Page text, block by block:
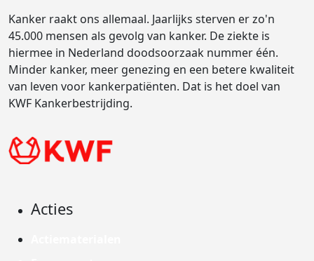
Kanker raakt ons allemaal. Jaarlijks sterven er zo'n
45.000 mensen als gevolg van kanker. De ziekte is
hiermee in Nederland doodsoorzaak nummer één.
Minder kanker, meer genezing en een betere kwaliteit
van leven voor kankerpatiënten. Dat is het doel van
KWF Kankerbestrijding.
Acties